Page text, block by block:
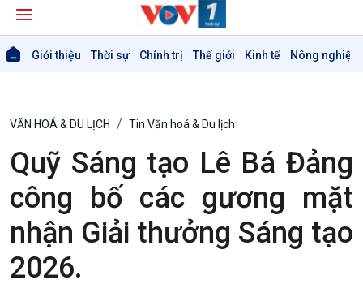
Giới thiệu Thời sự Chính trị Thế giới Kinh tế Nông nghiệp
VĂN HOÁ & DU LỊCH Tin Văn hoá & Du lịch
Quỹ Sáng tạo Lê Bá Đảng
công bố các gương mặt
nhận Giải thưởng Sáng tạo
2026.